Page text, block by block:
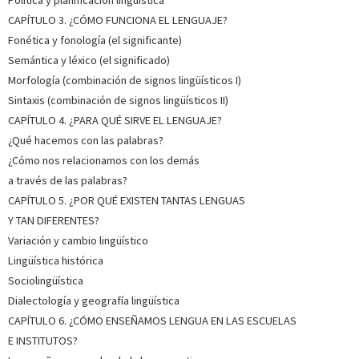
Universidad de Zúrich (Instituto de Lenguas Románicas /
Está especializada en la dialectología del español
(interesándole desde las hablas rurales hasta la lengua...
más sobre el autor
SOBRE IGNACIO BOSQUE MUÑOZ (ESCRITOR)
Universidad Complutense de Ma¬drid y miembro de la Real
Academia Española. Su campo de especialidad es la
gra¬mática del español, con particular atención a la teoría
gramatical, la variación sin¬táctica, la enseñanza de la
gramátic...
SOBRE ANA BRAVO MARTÍN (ESCRITORA)
Es profesora en la Universidad de Murcia. Su investigación se
centra en la sintaxis y la semántica del español desde un
CAPÍTULO 3. ¿CÓMO FUNCIONA EL LENGUAJE?
Fonética y fonología (el significante)
Semántica y léxico (el significado)
Morfología (combinación de signos lingüísticos I)
Sintaxis (combinación de signos lingüísticos II)
CAPÍTULO 4. ¿PARA QUÉ SIRVE EL LENGUAJE?
¿Qué hacemos con las palabras?
¿Cómo nos relacionamos con los demás
a través de las palabras?
CAPÍTULO 5. ¿POR QUÉ EXISTEN TANTAS LENGUAS
Y TAN DIFERENTES?
Variación y cambio lingüístico
Lingüística histórica
Sociolingüística
Dialectología y geografía lingüística
CAPÍTULO 6. ¿CÓMO ENSEÑAMOS LENGUA EN LAS ESCUELAS
E INSTITUTOS?